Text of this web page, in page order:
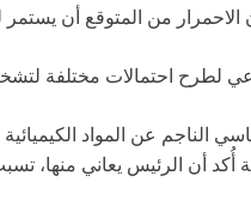
من المتوقع أن يستمر
لطرح احتمالات مختلفة
الناجم عن المواد
أن الرئيس يعاني منها،